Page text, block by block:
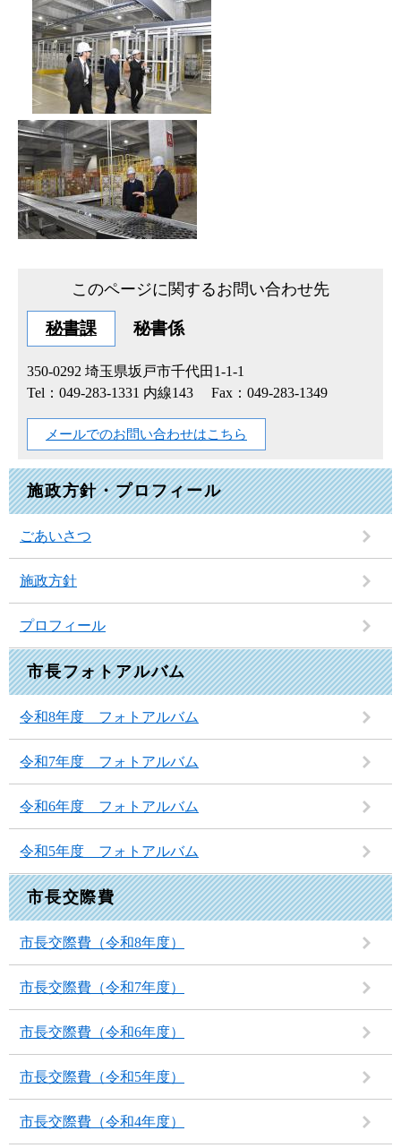
このページに関するお問い合わせ先
秘書課 秘書係
350-0292 埼玉県坂戸市千代田1-1-1
Tel：049-283-1331 内線143
Fax：049-283-1349
メールでのお問い合わせはこちら
施政方針・プロフィール
ごあいさつ
施政方針
プロフィール
市長フォトアルバム
令和8年度 フォトアルバム
令和7年度 フォトアルバム
令和6年度 フォトアルバム
令和5年度 フォトアルバム
市長交際費
市長交際費（令和8年度）
市長交際費（令和7年度）
市長交際費（令和6年度）
市長交際費（令和5年度）
市長交際費（令和4年度）